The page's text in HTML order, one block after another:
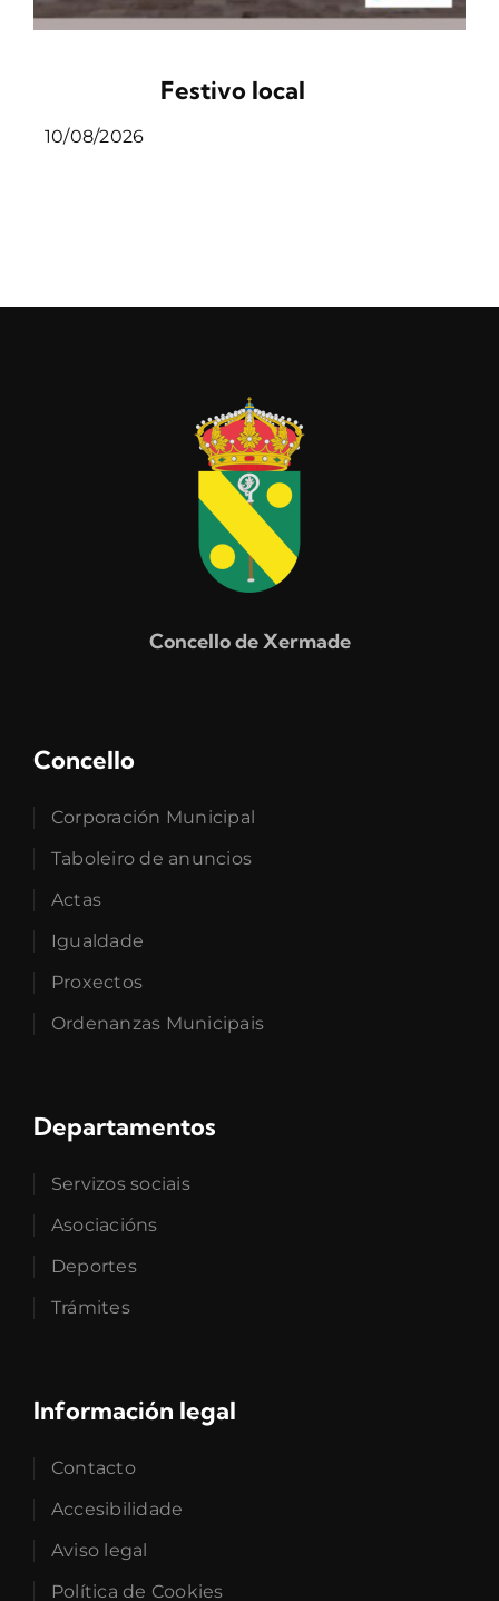
Festivo local
10/08/2026
Concello de Xermade
Concello
Corporación Municipal
Taboleiro de anuncios
Actas
Igualdade
Proxectos
Ordenanzas Municipais
Departamentos
Servizos sociais
Asociacións
Deportes
Trámites
Información legal
Contacto
Accesibilidade
Aviso legal
Política de Cookies